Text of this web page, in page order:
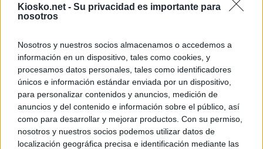
Kiosko.net - Su privacidad es importante para
nosotros
Nosotros y nuestros socios almacenamos o accedemos a
información en un dispositivo, tales como cookies, y
procesamos datos personales, tales como identificadores
únicos e información estándar enviada por un dispositivo,
para personalizar contenidos y anuncios, medición de
anuncios y del contenido e información sobre el público, así
como para desarrollar y mejorar productos. Con su permiso,
nosotros y nuestros socios podemos utilizar datos de
localización geográfica precisa e identificación mediante las